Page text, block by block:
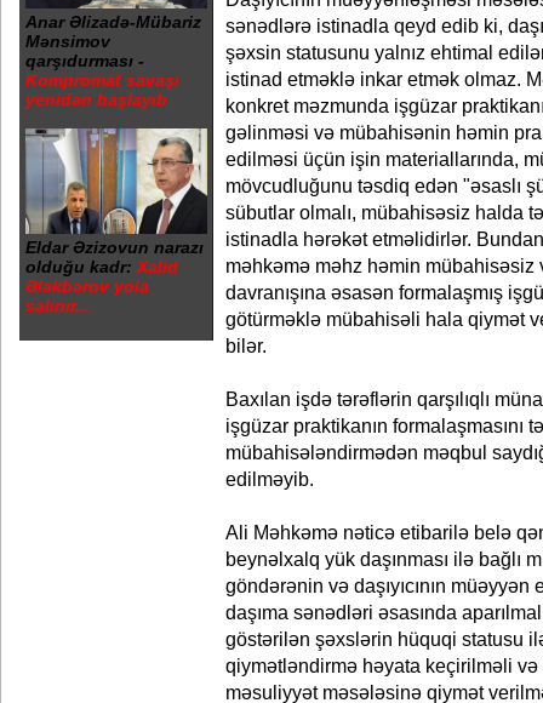
Anar Əlizadə-Mübariz
Mənsimov
qarşıdurması -
Kompromat savaşı
yenidən başlayıb
Eldar Əzizovun narazı
olduğu kadr: Xalid
Ələkbərov yola
salınır...
sənədlərə istinadla qeyd edib ki,
şəxsin statusunu yalnız ehtimal
istinad etməklə inkar etmək olmaz.
konkret məzmunda işgüzar
gəlinməsi və mübahisənin həmin
edilməsi üçün işin materiallarında,
mövcudluğunu təsdiq edən "əsaslı
sübutlar olmalı, mübahisəsiz halda
istinadla hərəkət etməlidirlər.
məhkəmə məhz həmin mübahisəsiz
davranışına əsasən formalaşmış
götürməklə mübahisəli hala qiymət
bilər.
Baxılan işdə tərəflərin qarşılıqlı
işgüzar praktikanın formalaşmasını
mübahisələndirmədən məqbul
edilməyib.
Ali Məhkəmə nəticə etibarilə belə
beynəlxalq yük daşınması ilə bağlı
göndərənin və daşıyıcının
daşıma sənədləri əsasında
göstərilən şəxslərin hüquqi statusu
qiymətləndirmə həyata keçirilməli və
məsuliyyət məsələsinə qiymət